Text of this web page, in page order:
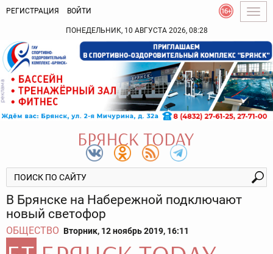
РЕГИСТРАЦИЯ ВОЙТИ
ПОНЕДЕЛЬНИК, 10 АВГУСТА 2026, 08:28
В Брянске на Набережной подключают
новый светофор
ОБЩЕСТВО Вторник, 12 ноябрь 2019, 16:11